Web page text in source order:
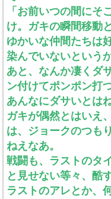
「お前いつの間にそ
け。ガキの瞬間移動
ゆかいな仲間たちは
染んでいないという
あと、なんか凄くダ
ン付けてポンポン打
あんなにダサいとは
ガキが偶然とはいえ
は、ジョークのつも
ねえなあ。
戦闘も、ラストのタ
と見せない等々、酷
ラストのアレとか、